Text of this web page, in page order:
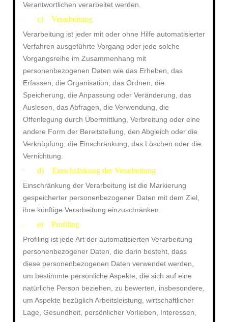
Verantwortlichen verarbeitet werden.
· c) Verarbeitung
Verarbeitung ist jeder mit oder ohne Hilfe automatisierter
Verfahren ausgeführte Vorgang oder jede solche
Vorgangsreihe im Zusammenhang mit
personenbezogenen Daten wie das Erheben, das
Erfassen, die Organisation, das Ordnen, die
Speicherung, die Anpassung oder Veränderung, das
Auslesen, das Abfragen, die Verwendung, die
Offenlegung durch Übermittlung, Verbreitung oder eine
andere Form der Bereitstellung, den Abgleich oder die
Verknüpfung, die Einschränkung, das Löschen oder die
Vernichtung.
· d) Einschränkung der Verarbeitung
Einschränkung der Verarbeitung ist die Markierung
gespeicherter personenbezogener Daten mit dem Ziel,
ihre künftige Verarbeitung einzuschränken.
· e) Profiling
Profiling ist jede Art der automatisierten Verarbeitung
personenbezogener Daten, die darin besteht, dass
diese personenbezogenen Daten verwendet werden,
um bestimmte persönliche Aspekte, die sich auf eine
natürliche Person beziehen, zu bewerten, insbesondere,
um Aspekte bezüglich Arbeitsleistung, wirtschaftlicher
Lage, Gesundheit, persönlicher Vorlieben, Interessen,